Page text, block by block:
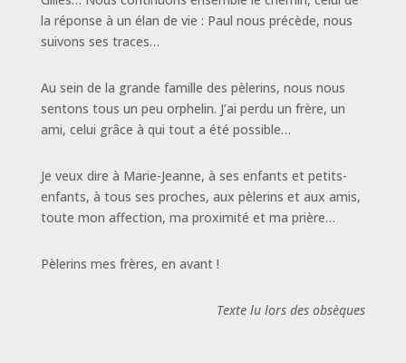
la réponse à un élan de vie : Paul nous précède, nous
suivons ses traces…
Au sein de la grande famille des pèlerins, nous nous
sentons tous un peu orphelin. J’ai perdu un frère, un
ami, celui grâce à qui tout a été possible…
Je veux dire à Marie-Jeanne, à ses enfants et petits-
enfants, à tous ses proches, aux pèlerins et aux amis,
toute mon affection, ma proximité et ma prière…
Pèlerins mes frères, en avant !
Texte lu lors des obsèques